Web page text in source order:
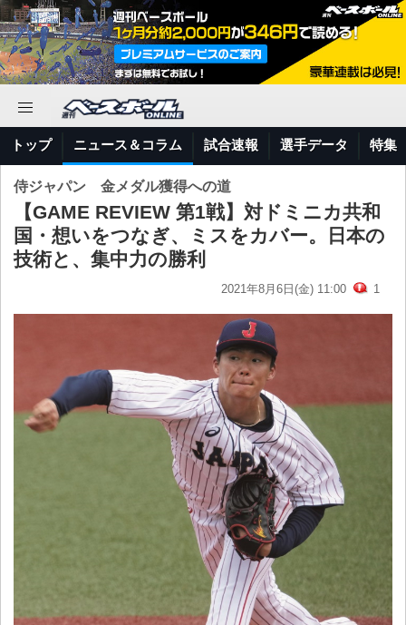
トップ ニュース＆コラム 試合速報 選手データ 特集
侍ジャパン 金メダル獲得への道
【GAME REVIEW 第1戦】対ドミニカ共和
国・想いをつなぎ、ミスをカバー。日本の
技術と、集中力の勝利
2021年8月6日(金) 11:00 1